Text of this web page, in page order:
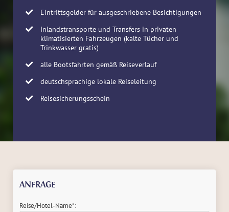
Eintrittsgelder für ausgeschriebene Besichtigungen
Inlandstransporte und Transfers in privaten
klimatisierten Fahrzeugen (kalte Tücher und
Trinkwasser gratis)
alle Bootsfahrten gemäß Reiseverlauf
deutschsprachige lokale Reiseleitung
Reisesicherungsschein
ANFRAGE
Reise/Hotel-Name*: